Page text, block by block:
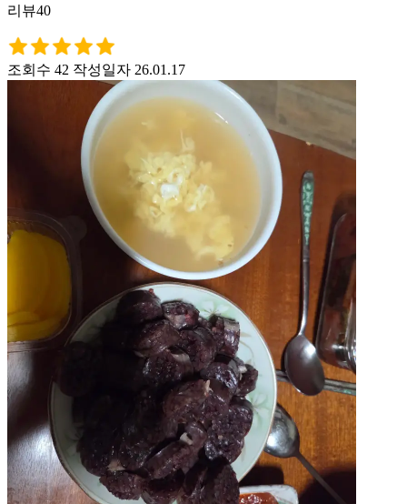
리뷰40
조회수 42 작성일자 26.01.17